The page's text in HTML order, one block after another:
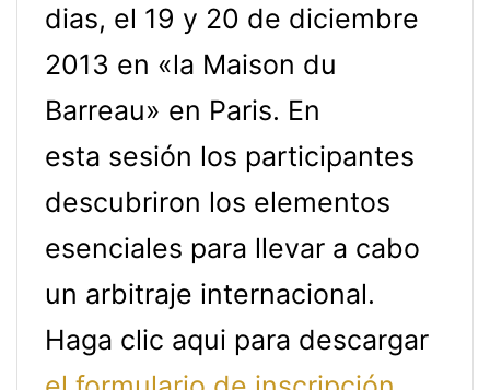
dias, el 19 y 20 de diciembre
2013 en «la Maison du
Barreau» en Paris. En
esta sesión los participantes
descubriron los elementos
esenciales para llevar a cabo
un arbitraje internacional.
Haga clic aqui para descargar